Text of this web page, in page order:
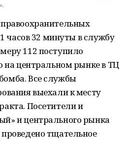
часов 32 минуты в службу
112 поступило
на центральном рынке в ТЦ
Все службы
выехали к месту
Посетители и
и центрального рынка
тщательное